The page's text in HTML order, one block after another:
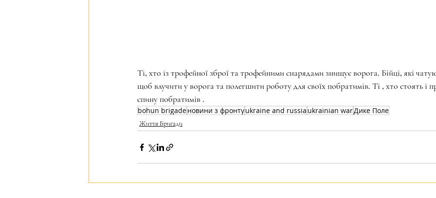
Ті, хто із трофейної зброї та трофейними снарядами знищує ворога. Бійці, які
щоб влучити у ворога та полегшити роботу для своїх побратимів. Ті , хто стоять і
спину побратимів .
bohun brigadeновини з фронтуukraine and russia ukrainian warДике Поле
Життя Бригади